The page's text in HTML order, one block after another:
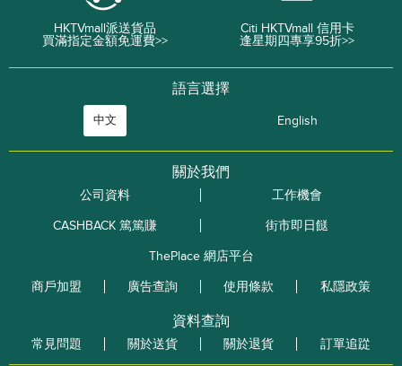
HKTVmall派送貨品
買滿指定金額免運費>>
Citi HKTVmall 信用卡
逢星期四專享95折>>
語言選擇
中文 English
關於我們
公司資料
工作機會
CASHBACK 篤篤賺
街市即日餸
ThePlace 網店平台
商戶加盟
廣告查詢 使用條款 私隱政策
資料查詢
常見問題 關於送貨 關於退貨 訂單追踨